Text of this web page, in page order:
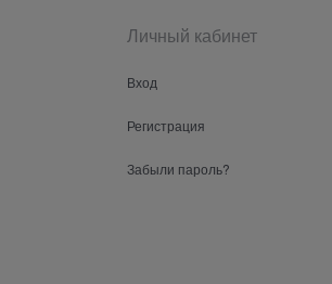
Личный кабинет
Вход
Регистрация
Забыли пароль?